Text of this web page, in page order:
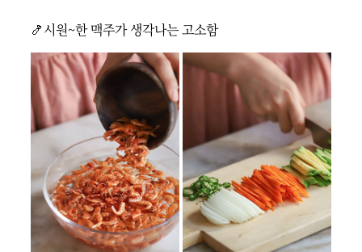
🍤시원~한 맥주가 생각나는 고소함